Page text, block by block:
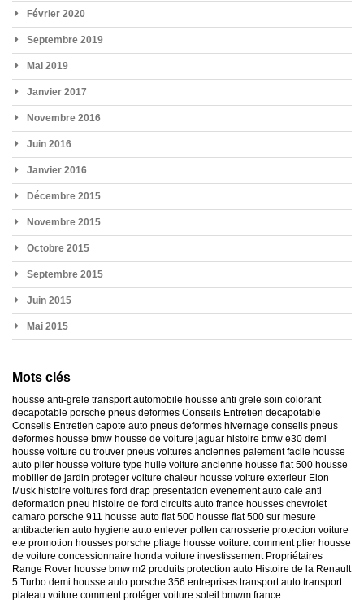
Février 2020
Septembre 2019
Mai 2019
Janvier 2017
Novembre 2016
Juin 2016
Janvier 2016
Décembre 2015
Novembre 2015
Octobre 2015
Septembre 2015
Juin 2015
Mai 2015
Mots clés
housse anti-grele transport automobile housse anti grele soin colorant
decapotable porsche pneus deformes Conseils Entretien decapotable
Conseils Entretien capote auto pneus deformes hivernage conseils pneus
deformes housse bmw housse de voiture jaguar histoire bmw e30 demi
housse voiture ou trouver pneus voitures anciennes paiement facile housse
auto plier housse voiture type huile voiture ancienne housse fiat 500 housse
mobilier de jardin proteger voiture chaleur housse voiture exterieur Elon
Musk histoire voitures ford drap presentation evenement auto cale anti
deformation pneu histoire de ford circuits auto france housses chevrolet
camaro porsche 911 housse auto fiat 500 housse fiat 500 sur mesure
antibacterien auto hygiene auto enlever pollen carrosserie protection voiture
ete promotion housses porsche pliage housse voiture. comment plier housse
de voiture concessionnaire honda voiture investissement Propriétaires
Range Rover housse bmw m2 produits protection auto Histoire de la Renault
5 Turbo demi housse auto porsche 356 entreprises transport auto transport
plateau voiture comment protéger voiture soleil bmwm france